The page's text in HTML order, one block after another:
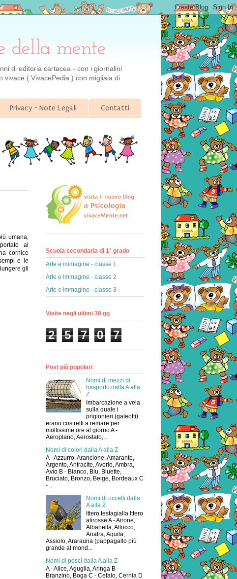
della mente
di editoria cartacea - con i giornalini
vivace ( VivacePedia ) con migliaia di
Privacy - Note Legali Contatti
umana,
al
cornice
e le
gli
Scuola secondaria di 1° grado
Arte e immagine - classe 1
Arte e immagine - classe 2
Arte e immagine - classe 3
Visite negli ultimi 30 gg
2 5 7 0 7
Post più popolari
Nomi di mezzi di
trasporto dalla A alla
Z
Imbarcazione a vela
sulla quale i
prigionieri (galeotti)
erano costretti a remare per
moltissime ore al giorno A -
Aeroplano, Aerostato,...
Nomi di colori dalla A alla Z
A - Azzurro, Arancione, Amaranto,
Argento, Antracite, Avorio, Ambra,
Avio B - Bianco, Blu, Bluette,
Bruciato, Bronzo, Beige, Bordeaux C
- ...
Nomi di uccelli dalla
A alla Z
Ittero testagialla Ittero
alirosse A - Airone,
Albanella, Allocco,
Anatra, Aquila,
Assiolo, Ararauna (pappagallo più
grande al mond...
Nomi di pesci dalla A alla Z
A - Alice, Aguglia, Aringa B -
Branzino, Boga C - Cefalo, Cernia D